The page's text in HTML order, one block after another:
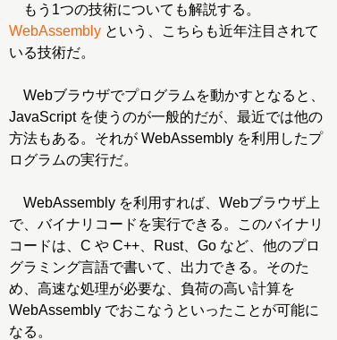
もう1つの技術についても解説する。
WebAssembly という、こちらも近年注目されて
いる技術だ。
Webブラウザでプログラムを動かすとなると、
JavaScript を使うのが一般的だが、最近では他の
方法もある。それが WebAssembly を利用したプ
ログラムの実行だ。
WebAssembly を利用すれば、Webブラウザ上
で、バイナリコードを実行できる。このバイナリ
コードは、C や C++、Rust、Go など、他のプロ
グラミング言語で書いて、出力できる。そのた
め、高速な処理が必要な、負荷の高い計算を
WebAssembly でおこなうといったことが可能に
なる。